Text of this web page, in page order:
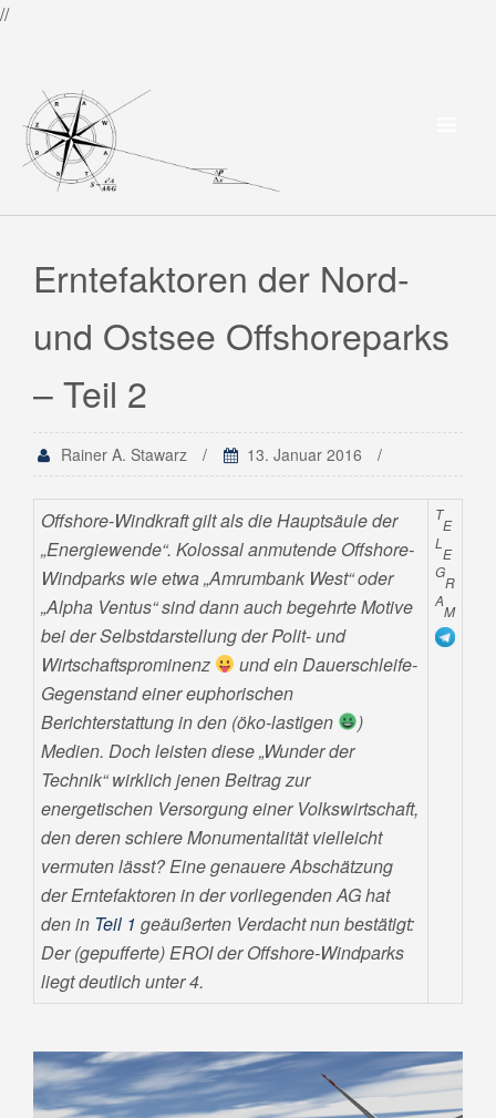
//
Erntefaktoren der Nord-
und Ostsee Offshoreparks
– Teil 2
Rainer A. Stawarz 13. Januar 2016
Offshore-Windkraft gilt als die Hauptsäule der
„Energiewende“. Kolossal anmutende Offshore-
Windparks wie etwa „Amrumbank West“ oder
„Alpha Ventus“ sind dann auch begehrte Motive
bei der Selbstdarstellung der Polit- und
Wirtschaftsprominenz
und ein Dauerschleife-
Gegenstand einer euphorischen
Berichterstattung in den (öko-lastigen
)
Medien. Doch leisten diese „Wunder der
Technik“ wirklich jenen Beitrag zur
energetischen Versorgung einer Volkswirtschaft,
den deren schiere Monumentalität vielleicht
vermuten lässt? Eine genauere Abschätzung
der Erntefaktoren in der vorliegenden AG hat
den in Teil 1 geäußerten Verdacht nun bestätigt:
Der (gepufferte) EROI der Offshore-Windparks
liegt deutlich unter 4.
T
E
L
E
G
R
A
M